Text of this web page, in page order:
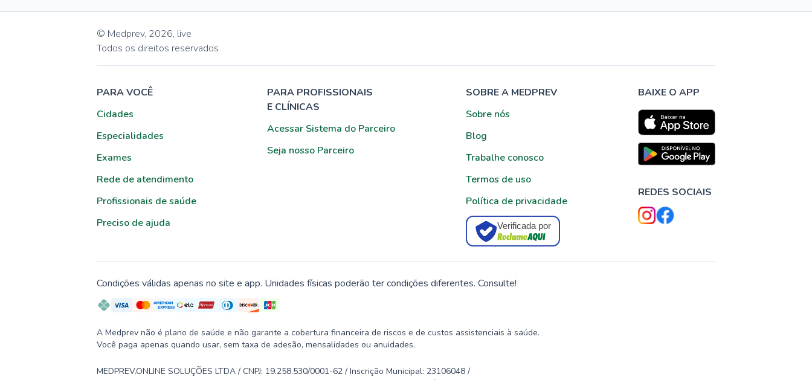
© Medprev, 2026, live
Todos os direitos reservados
PARA VOCÊ
Cidades
Especialidades
Exames
Rede de atendimento
Profissionais de saúde
Preciso de ajuda
PARA PROFISSIONAIS
E CLÍNICAS
Acessar Sistema do Parceiro
Seja nosso Parceiro
SOBRE A MEDPREV
Sobre nós
Blog
Trabalhe conosco
Termos de uso
Política de privacidade
Verificada por
BAIXE O APP
REDES SOCIAIS
Condições válidas apenas no site e app. Unidades físicas poderão ter condições diferentes. Consulte!
A Medprev não é plano de saúde e não garante a cobertura financeira de riscos e de custos assistenciais à saúde.
Você paga apenas quando usar, sem taxa de adesão, mensalidades ou anuidades.
MEDPREV.ONLINE SOLUÇÕES LTDA / CNPJ: 19.258.530/0001-62 / Inscrição Municipal: 23106048 /